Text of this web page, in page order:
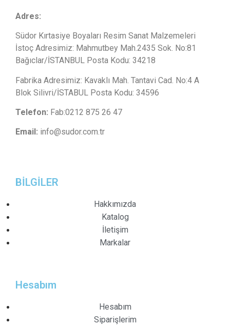
Adres:
Südor Kırtasiye Boyaları Resim Sanat Malzemeleri
İstoç Adresimiz: Mahmutbey Mah.2435 Sok. No:81
Bağıclar/İSTANBUL Posta Kodu: 34218
Fabrika Adresimiz: Kavaklı Mah. Tantavi Cad. No:4 A
Blok Silivri/İSTABUL Posta Kodu: 34596
Telefon: Fab:0212 875 26 47
Email: info@sudor.com.tr
BİLGİLER
Hakkımızda
Katalog
İletişim
Markalar
Hesabım
Hesabım
Siparişlerim